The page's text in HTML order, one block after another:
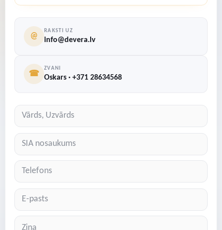
@
RAKSTI UZ
info@devera.lv
☎
ZVANI
Oskars · +371 28634568